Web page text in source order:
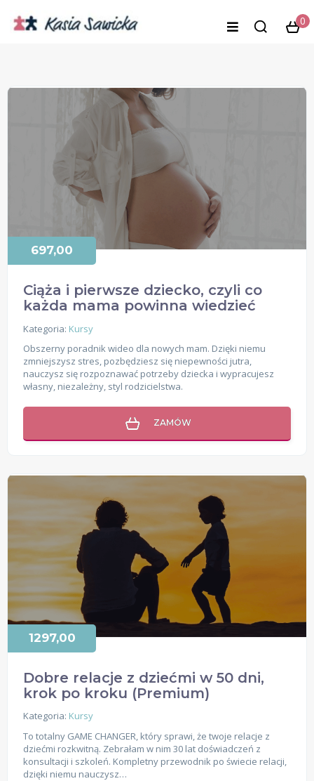
0
Ciąża i pierwsze dziecko, czyli co
każda mama powinna wiedzieć
Kategoria: Kursy
Obszerny poradnik wideo dla nowych mam. Dzięki niemu
zmniejszysz stres, pozbędziesz się niepewności jutra,
nauczysz się rozpoznawać potrzeby dziecka i wypracujesz
własny, niezależny, styl rodzicielstwa.
697,00
ZAMÓW
Dobre relacje z dziećmi w 50 dni,
krok po kroku (Premium)
Kategoria: Kursy
To totalny GAME CHANGER, który sprawi, że twoje relacje z
dziećmi rozkwitną. Zebrałam w nim 30 lat doświadczeń z
konsultacji i szkoleń. Kompletny przewodnik po świecie relacji,
dzięki niemu nauczysz…
1297,00